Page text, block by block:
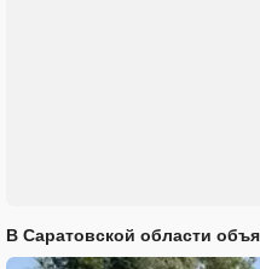
В Саратовской области